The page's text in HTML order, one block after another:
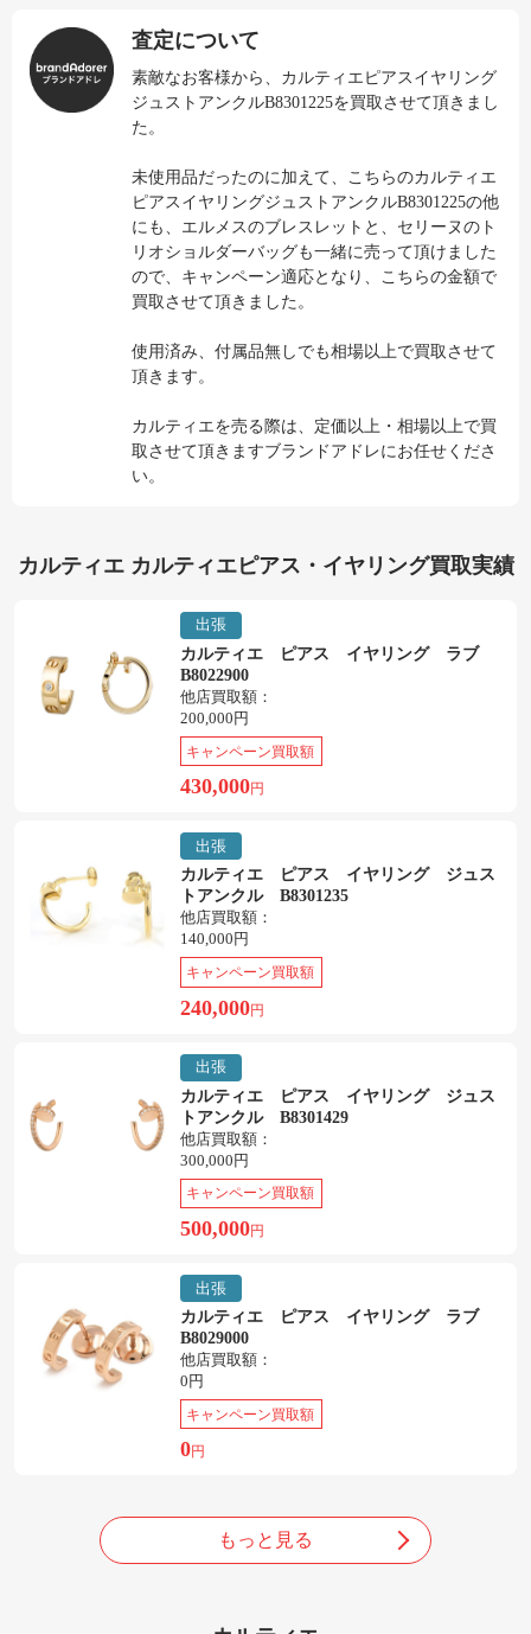
査定について
素敵なお客様から、カルティエピアスイヤリング
ジュストアンクルB8301225を買取させて頂きまし
た。
未使用品だったのに加えて、こちらのカルティエ
ピアスイヤリングジュストアンクルB8301225の他
にも、エルメスのブレスレットと、セリーヌのト
リオショルダーバッグも一緒に売って頂けました
ので、キャンペーン適応となり、こちらの金額で
買取させて頂きました。
使用済み、付属品無しでも相場以上で買取させて
頂きます。
カルティエを売る際は、定価以上・相場以上で買
取させて頂きますブランドアドレにお任せくださ
い。
カルティエ カルティエピアス・イヤリング買取実績
出張
カルティエ ピアス イヤリング ラブ
B8022900
他店買取額：
200,000円
キャンペーン買取額
430,000円
出張
カルティエ ピアス イヤリング ジュス
トアンクル B8301235
他店買取額：
140,000円
キャンペーン買取額
240,000円
出張
カルティエ ピアス イヤリング ジュス
トアンクル B8301429
他店買取額：
300,000円
キャンペーン買取額
500,000円
出張
カルティエ ピアス イヤリング ラブ
B8029000
他店買取額：
0円
キャンペーン買取額
0円
もっと見る